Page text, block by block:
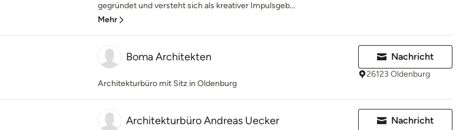
gegründet und versteht sich als kreativer Impulsgeb...
Mehr
Boma Architekten
Architekturbüro mit Sitz in Oldenburg
Nachricht
26123 Oldenburg
Architekturbüro Andreas Uecker Nachricht